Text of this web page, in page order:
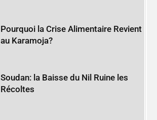
Pourquoi la Crise Alimentaire Revient
au Karamoja?
Soudan: la Baisse du Nil Ruine les
Récoltes